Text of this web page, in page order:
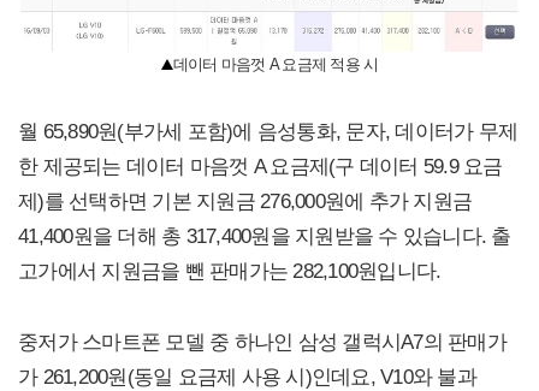
데이터 마음껏 A 요금제 적용 시
월 65,890원(부가세 포함)에 음성통화, 문자, 데이터가 무제
한 제공되는 데이터 마음껏 A 요금제(구 데이터 59.9 요금
제)를 선택하면 기본 지원금 276,000원에 추가 지원금
41,400원을 더해 총 317,400원을 지원받을 수 있습니다. 출
고가에서 지원금을 뺀 판매가는 282,100원입니다.
중저가 스마트폰 모델 중 하나인 삼성 갤럭시A7의 판매가
가 261,200원(동일 요금제 사용 시)인데요, V10와 불과